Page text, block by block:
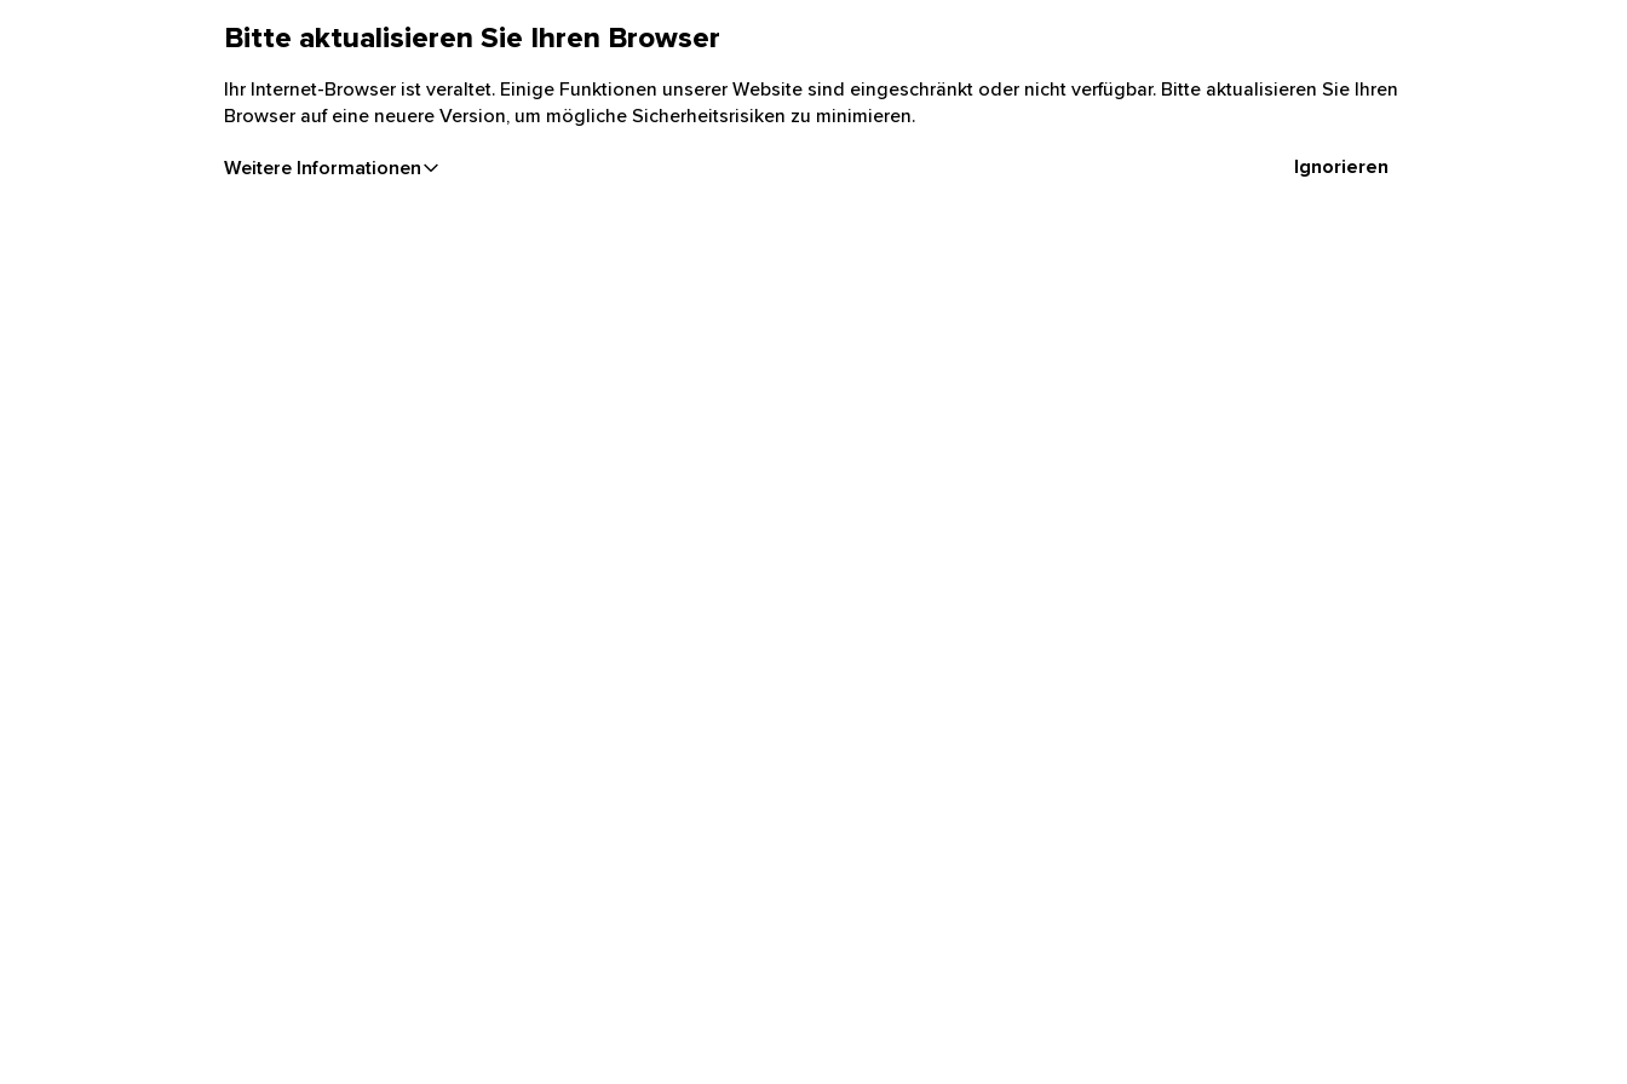
Bitte aktualisieren Sie Ihren Browser
Ihr Internet-Browser ist veraltet. Einige Funktionen unserer Website sind eingeschränkt oder nicht verfügbar. Bitte aktualisieren Sie Ihren
Browser auf eine neuere Version, um mögliche Sicherheitsrisiken zu minimieren.
Weitere Informationen Ignorieren